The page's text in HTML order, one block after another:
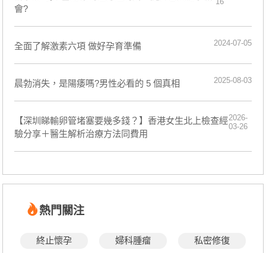
會?
全面了解激素六項 做好孕育準備 2024-07-05
晨勃消失，是陽痿嗎?男性必看的 5 個真相 2025-08-03
【深圳睇輸卵管堵塞要幾多錢？】香港女生北上檢查經
驗分享＋醫生解析治療方法同費用
2026-
03-26
熱門關注
終止懷孕 婦科腫瘤 私密修復